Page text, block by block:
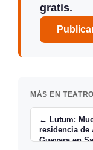
gratis.
MÁS EN
← Lutum:
residencia de
Guevara en